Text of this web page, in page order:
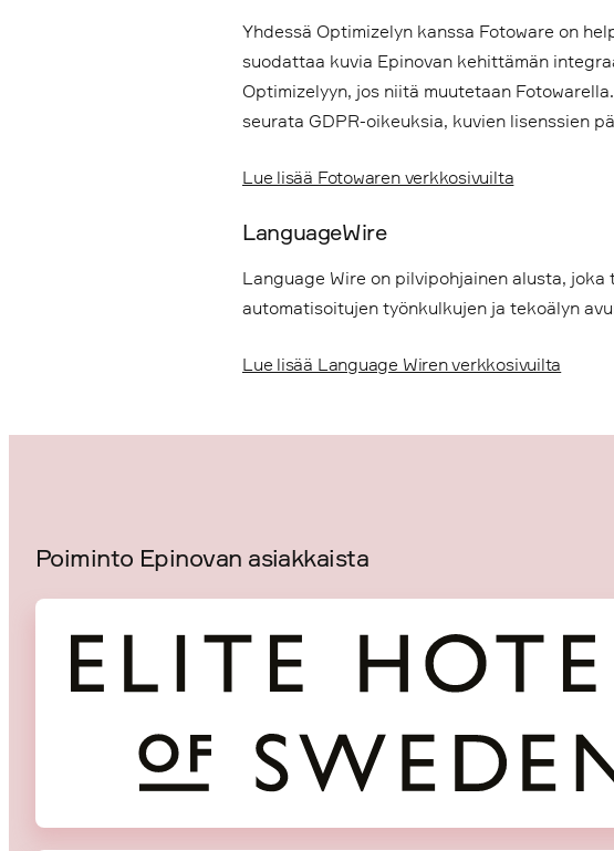
Yhdessä Optimizelyn kanssa Fotoware on
suodattaa kuvia Epinovan kehittämän
Optimizelyyn, jos niitä muutetaan
seurata GDPR-oikeuksia, kuvien lisenssien
Lue lisää Fotowaren verkkosivuilta
LanguageWire
Language Wire on pilvipohjainen alusta,
automatisoitujen työnkulkujen ja tekoälyn
Lue lisää Language Wiren verkkosivuilta
Poiminto Epinovan asiakkaista